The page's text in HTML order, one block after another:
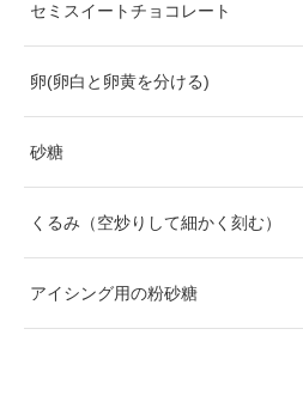
セミスイートチョコレート
卵(卵白と卵黄を分ける)
砂糖
くるみ（空炒りして細かく刻む）
アイシング用の粉砂糖